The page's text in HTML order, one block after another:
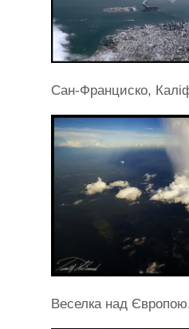
Сан-Франциско,
Веселка над